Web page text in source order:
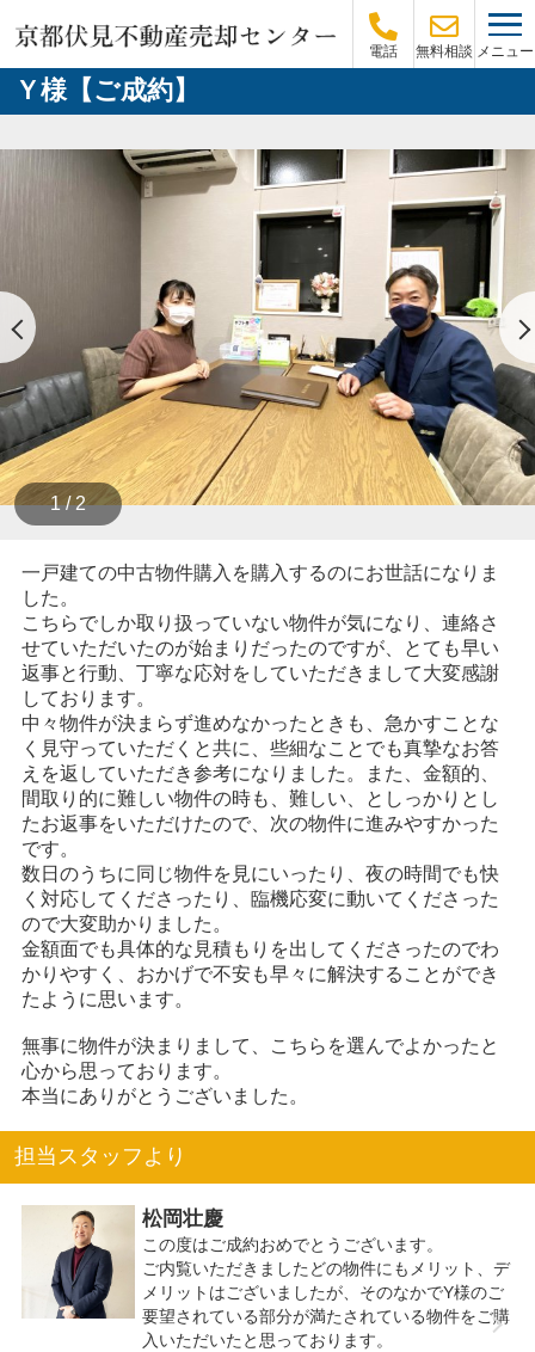
電話 無料相談 メニュー
Ｙ様【ご成約】
1 / 2
一戸建ての中古物件購入を購入するのにお世話になりま
した。
こちらでしか取り扱っていない物件が気になり、連絡さ
せていただいたのが始まりだったのですが、とても早い
返事と行動、丁寧な応対をしていただきまして大変感謝
しております。
中々物件が決まらず進めなかったときも、急かすことな
く見守っていただくと共に、些細なことでも真摯なお答
えを返していただき参考になりました。また、金額的、
間取り的に難しい物件の時も、難しい、としっかりとし
たお返事をいただけたので、次の物件に進みやすかった
です。
数日のうちに同じ物件を見にいったり、夜の時間でも快
く対応してくださったり、臨機応変に動いてくださった
ので大変助かりました。
金額面でも具体的な見積もりを出してくださったのでわ
かりやすく、おかげで不安も早々に解決することができ
たように思います。
無事に物件が決まりまして、こちらを選んでよかったと
心から思っております。
本当にありがとうございました。
担当スタッフより
松岡壮慶
この度はご成約おめでとうございます。
ご内覧いただきましたどの物件にもメリット、デ
メリットはございましたが、そのなかでY様のご
要望されている部分が満たされている物件をご購
入いただいたと思っております。